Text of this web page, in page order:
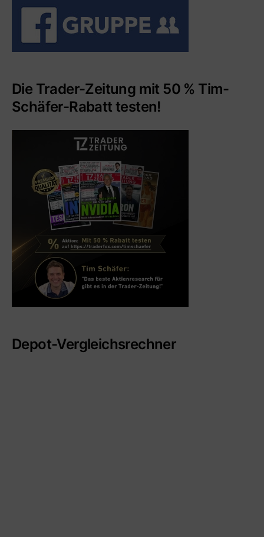
Die Trader-Zeitung mit 50 % Tim-
Schäfer-Rabatt testen!
Depot-Vergleichsrechner